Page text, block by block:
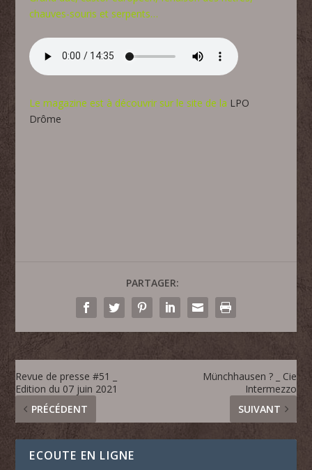
chauves-souris et serpents…
Le magazine est à découvrir sur le site de la LPO
Drôme
PARTAGER:
Revue de presse #51 _
Edition du 07 juin 2021
PRÉCÉDENT
Münchhausen ? _ Cie
Intermezzo
SUIVANT
ECOUTE EN LIGNE